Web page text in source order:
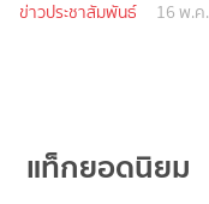
ข่าวประชาสัมพันธ์ 16 พ.ค
แท็กยอดนิยม